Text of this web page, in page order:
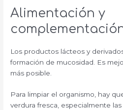
Alimentación y
Los productos lácteos y
formación de mucosidad. Es
más posible.
Para limpiar el organismo, hay
verdura fresca, especialmente